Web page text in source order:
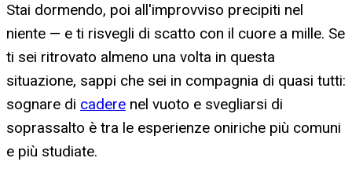
Stai dormendo, poi all'improvviso precipiti nel
niente — e ti risvegli di scatto con il cuore a mille. Se
ti sei ritrovato almeno una volta in questa
situazione, sappi che sei in compagnia di quasi tutti:
sognare di cadere nel vuoto e svegliarsi di
soprassalto è tra le esperienze oniriche più comuni
e più studiate.